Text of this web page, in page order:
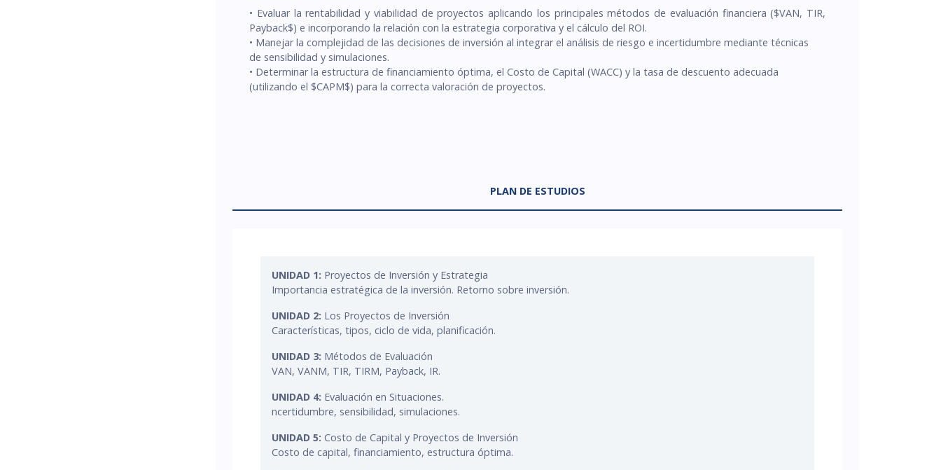
• Evaluar la rentabilidad y viabilidad de proyectos aplicando los principales métodos de evaluación financiera ($VAN, TIR,
Payback$) e incorporando la relación con la estrategia corporativa y el cálculo del ROI.
• Manejar la complejidad de las decisiones de inversión al integrar el análisis de riesgo e incertidumbre mediante técnicas
de sensibilidad y simulaciones.
• Determinar la estructura de financiamiento óptima, el Costo de Capital (WACC) y la tasa de descuento adecuada
(utilizando el $CAPM$) para la correcta valoración de proyectos.
PLAN DE ESTUDIOS
UNIDAD 1: Proyectos de Inversión y Estrategia
Importancia estratégica de la inversión. Retorno sobre inversión.
UNIDAD 2: Los Proyectos de Inversión
Características, tipos, ciclo de vida, planificación.
UNIDAD 3: Métodos de Evaluación
VAN, VANM, TIR, TIRM, Payback, IR.
UNIDAD 4: Evaluación en Situaciones.
ncertidumbre, sensibilidad, simulaciones.
UNIDAD 5: Costo de Capital y Proyectos de Inversión
Costo de capital, financiamiento, estructura óptima.